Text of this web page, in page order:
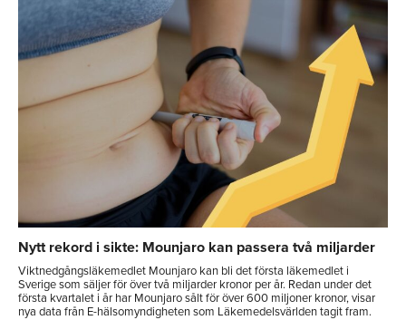
Nytt rekord i sikte: Mounjaro kan passera två miljarder
Viktnedgångsläkemedlet Mounjaro kan bli det första läkemedlet i
Sverige som säljer för över två miljarder kronor per år. Redan under det
första kvartalet i år har Mounjaro sålt för över 600 miljoner kronor, visar
nya data från E-hälsomyndigheten som Läkemedelsvärlden tagit fram.